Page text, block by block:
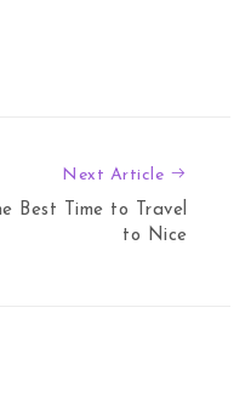
Next Article
Best Time to Travel
to Nice